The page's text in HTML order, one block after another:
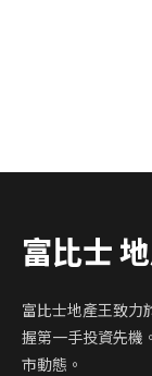
富比士
富比士地產王致力
握第一手投資先機
市動態。